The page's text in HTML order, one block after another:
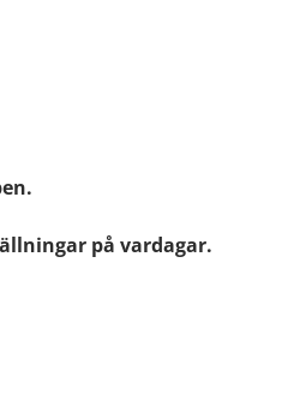
på vardagar.